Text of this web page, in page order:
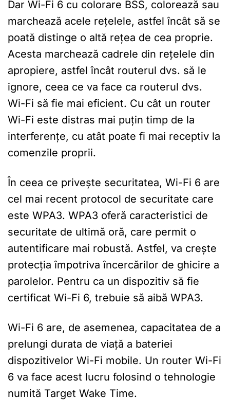
Dar Wi-Fi 6 cu colorare BSS, colorează sau
marchează acele rețelele, astfel încât să se
poată distinge o altă rețea de cea proprie.
Acesta marchează cadrele din rețelele din
apropiere, astfel încât routerul dvs. să le
ignore, ceea ce va face ca routerul dvs.
Wi-Fi să fie mai eficient. Cu cât un router
Wi-Fi este distras mai puțin timp de la
interferențe, cu atât poate fi mai receptiv la
comenzile proprii.
În ceea ce privește securitatea, Wi-Fi 6 are
cel mai recent protocol de securitate care
este WPA3. WPA3 oferă caracteristici de
securitate de ultimă oră, care permit o
autentificare mai robustă. Astfel, va crește
protecția împotriva încercărilor de ghicire a
parolelor. Pentru ca un dispozitiv să fie
certificat Wi-Fi 6, trebuie să aibă WPA3.
Wi-Fi 6 are, de asemenea, capacitatea de a
prelungi durata de viață a bateriei
dispozitivelor Wi-Fi mobile. Un router Wi-Fi
6 va face acest lucru folosind o tehnologie
numită Target Wake Time.